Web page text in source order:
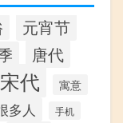
元宵节
唐代
宋代 寓意
多人 手机